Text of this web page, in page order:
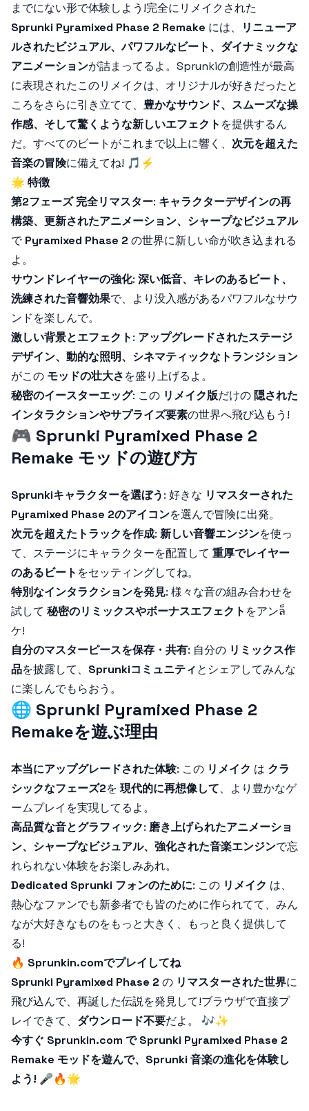
までにない形で体験しよう!完全にリメイクされた
Sprunki Pyramixed Phase 2 Remake には、
リニューア
ルされたビジュアル、パワフルなビート、ダイナミックな
アニメーションが詰まってるよ。Sprunkiの創造性が最高
に表現されたこのリメイクは、オリジナルが好きだったと
ころをさらに引き立てて、 豊かなサウンド、スムーズな操
作感、そして驚くような新しいエフェクト を提供するん
だ。すべてのビートがこれまで以上に響く、 次元を超えた
音楽の冒険に備えてね! 🎵⚡
🌟 特徴
第2フェーズ 完全リマスター: キャラクターデザインの再
構築、更新されたアニメーション、シャープなビジュアル
でPyramixed Phase 2 の世界に新しい命が吹き込まれる
よ。
サウンドレイヤーの強化: 深い低音、キレのあるビート、
洗練された音響効果で、より没入感があるパワフルなサウ
ンドを楽しんで。
激しい背景とエフェクト: アップグレードされたステージ
デザイン、動的な照明、シネマティックなトランジション
がこの モッドの壮大さを盛り上げるよ。
秘密のイースターエッグ: この リメイク版だけの 隠された
インタラクションやサプライズ要素の世界へ飛び込もう!
🎮 Sprunki Pyramixed Phase 2
Remake モッドの遊び方
Sprunkiキャラクターを選ぼう: 好きな リマスターされた
Pyramixed Phase 2のアイコンを選んで冒険に出発。
次元を超えたトラックを作成: 新しい音響エンジンを使っ
て、ステージにキャラクターを配置して 重厚でレイヤー
のあるビート をセッティングしてね。
特別なインタラクションを発見: 様々な音の組み合わせを
試して 秘密のリミックスやボーナスエフェクト をアンล็
ケ!
自分のマスターピースを保存・共有: 自分の リミックス作
品を披露して、 Sprunkiコミュニティとシェアしてみんな
に楽しんでもらおう。
🌐 Sprunki Pyramixed Phase 2
Remakeを遊ぶ理由
本当にアップグレードされた体験: この リメイク は クラ
シックなフェーズ2を 現代的に再想像して、より豊かなゲ
ームプレイを実現してるよ。
高品質な音とグラフィック: 磨き上げられたアニメーショ
ン、シャープなビジュアル、強化された音楽エンジンで忘
れられない体験をお楽しみあれ。
Dedicated Sprunki フォンのために: この リメイク は、
熱心なファンでも新参者でも皆のために作られてて、みん
なが大好きなものをもっと大きく、もっと良く提供して
る!
🔥 Sprunkin.comでプレイしてね
Sprunki Pyramixed Phase 2 の リマスターされた世界に
飛び込んで、再誕した伝説を発見して!ブラウザで直接プ
レイできて、 ダウンロード不要だよ。 🎶✨
今すぐ Sprunkin.com で Sprunki Pyramixed Phase 2
Remake モッドを遊んで、Sprunki 音楽の進化を体験し
よう! 🎤🔥🌟